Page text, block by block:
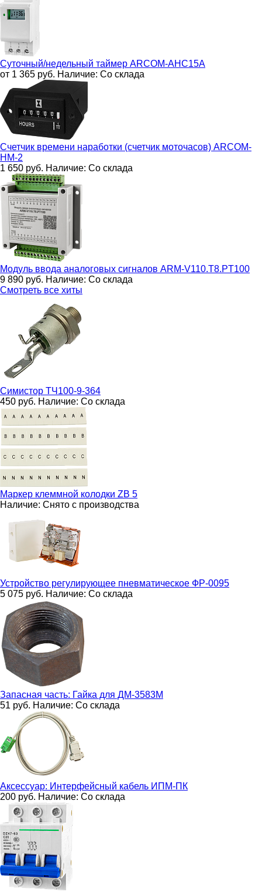
Суточный/недельный таймер ARCOM-AHC15A
от 1 365 руб. Наличие: Со склада
Счетчик времени наработки (счетчик моточасов) ARCOM-
HM-2
1 650 руб. Наличие: Со склада
Модуль ввода аналоговых сигналов ARM-V110.T8.PT100
9 890 руб. Наличие: Со склада
Смотреть все хиты
Симистор ТЧ100-9-364
450 руб. Наличие: Со склада
Маркер клеммной колодки ZB 5
Наличие: Снято с производства
Устройство регулирующее пневматическое ФР-0095
5 075 руб. Наличие: Со склада
Запасная часть: Гайка для ДМ-3583М
51 руб. Наличие: Со склада
Аксессуар: Интерфейсный кабель ИПМ-ПК
200 руб. Наличие: Со склада